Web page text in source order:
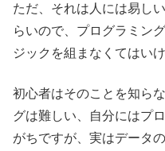
ただ、それは人には易し
らいので、プログラミン
ジックを組まなくてはい
初心者はそのことを知ら
グは難しい、自分にはプ
がちですが、実はデータ